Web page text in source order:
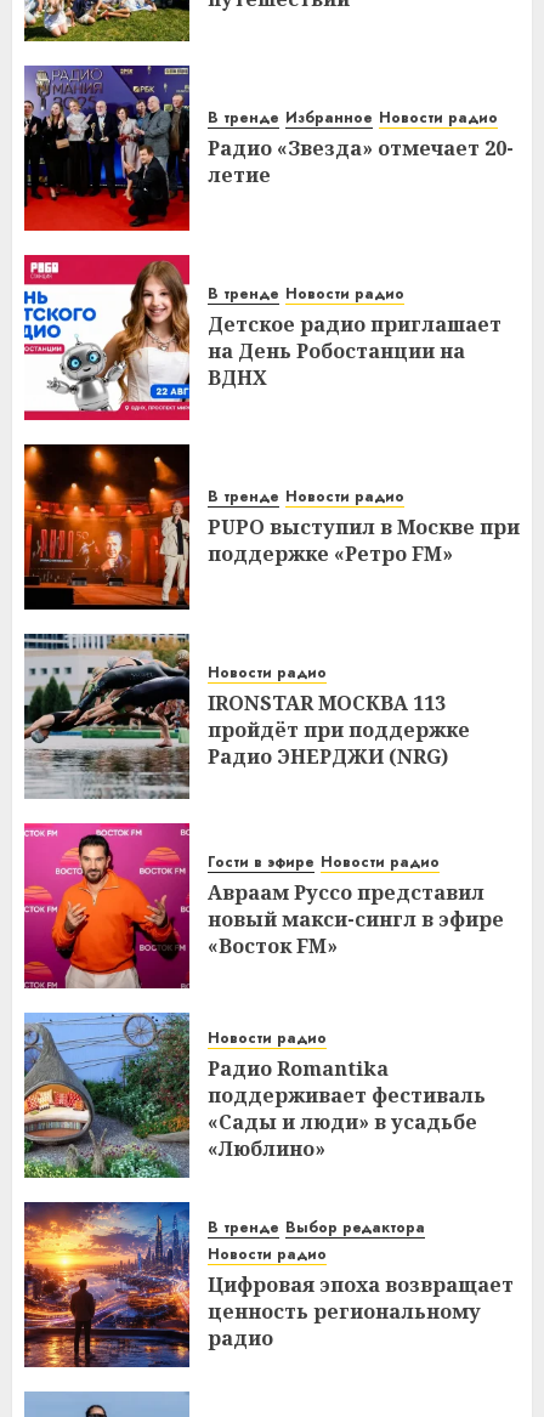
В тренде Избранное Новости радио
Радио «Звезда» отмечает 20-
летие
В тренде Новости радио
Детское радио приглашает
на День Робостанции на
ВДНХ
В тренде Новости радио
PUPO выступил в Москве при
поддержке «Ретро FM»
Новости радио
IRONSTAR МОСКВА 113
пройдёт при поддержке
Радио ЭНЕРДЖИ (NRG)
Гости в эфире Новости радио
Авраам Руссо представил
новый макси-сингл в эфире
«Восток FM»
Новости радио
Радио Romantika
поддерживает фестиваль
«Сады и люди» в усадьбе
«Люблино»
В тренде Выбор редактора
Новости радио
Цифровая эпоха возвращает
ценность региональному
радио